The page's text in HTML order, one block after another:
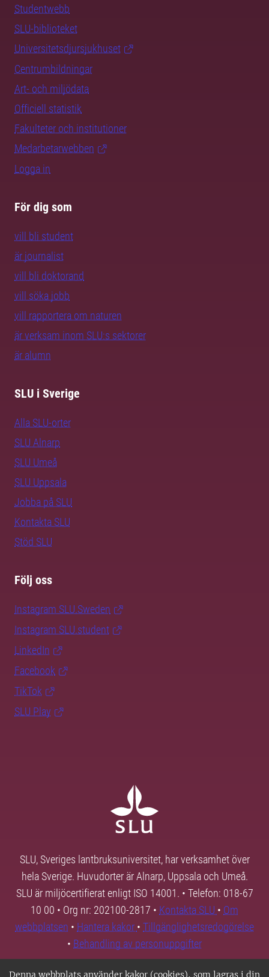
Denna webbplats använder kakor (cookies), som lagras i din
Studentwebb
SLU-biblioteket
Universitetsdjursjukhuset
Centrumbildningar
Art- och miljödata
Officiell statistik
Fakulteter och institutioner
Medarbetarwebben
Logga in
För dig som
vill bli student
är journalist
vill bli doktorand
vill söka jobb
vill rapportera om naturen
är verksam inom SLU:s sektorer
är alumn
SLU i Sverige
Alla SLU-orter
SLU Alnarp
SLU Umeå
SLU Uppsala
Jobba på SLU
Kontakta SLU
Stöd SLU
Följ oss
Instagram SLU.Sweden
Instagram SLU.student
LinkedIn
Facebook
TikTok
SLU Play
SLU, Sveriges lantbruksuniversitet, har verksamhet över
hela Sverige. Huvudorter är Alnarp, Uppsala och Umeå.
SLU är miljöcertifierat enligt ISO 14001. • Telefon: 018-67
10 00 • Org nr: 202100-2817 • Kontakta SLU • Om
webbplatsen • Hantera kakor • Tillgänglighetsredogörelse
• Behandling av personuppgifter